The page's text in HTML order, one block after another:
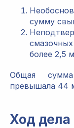
сумму
более 2,5
Общая сумма
превышала 44
Ход дела